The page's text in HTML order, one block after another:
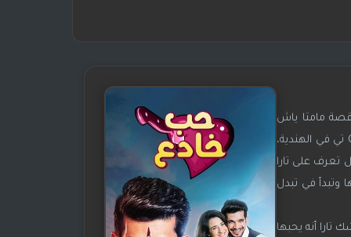
مامتا ياش
باتنايك، الأبطال الرئيسين هم أرجون بيجلاني وعائشة بنوار ونيا شارما، عرض العرض لأول مرة في 20 سبتمبر 2017 على قناة Colors تي في الهندية،
تعرف على تارا
وتبدأ في تبدل
تارا أنه يحبها